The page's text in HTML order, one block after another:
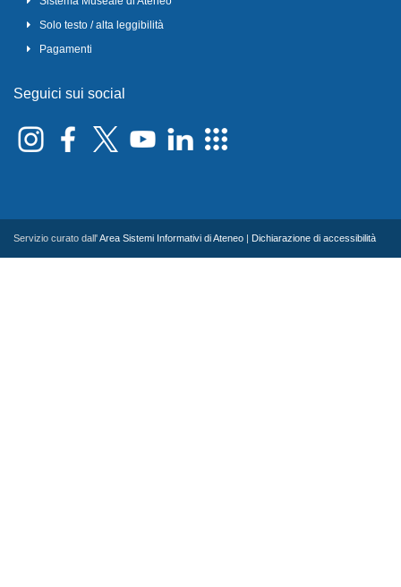
Solo testo / alta leggibilità
Pagamenti
Seguici sui social
Servizio curato dall'Area Sistemi Informativi di Ateneo Dichiarazione di accessibilità